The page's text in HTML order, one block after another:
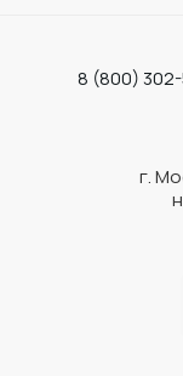
8 (800)
г.